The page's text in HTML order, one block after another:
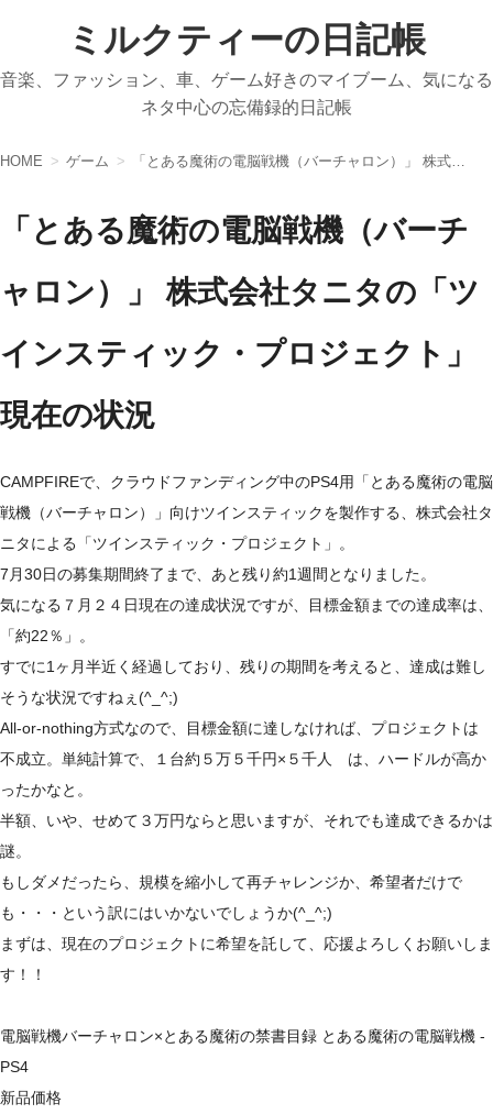
ミルクティーの日記帳
音楽、ファッション、車、ゲーム好きのマイブーム、気になる
ネタ中心の忘備録的日記帳
HOME ゲーム 「とある魔術の電脳戦機（バーチャロン）」 株式会社タニタの「ツインスティック・プロジェクト」 現在の状況
「とある魔術の電脳戦機（バーチ
ャロン）」 株式会社タニタの「ツ
インスティック・プロジェクト」
現在の状況
CAMPFIREで、クラウドファンディング中のPS4用「とある魔術の電脳
戦機（バーチャロン）」向けツインスティックを製作する、株式会社タ
ニタによる「ツインスティック・プロジェクト」。
7月30日の募集期間終了まで、あと残り約1週間となりました。
気になる７月２４日現在の達成状況ですが、目標金額までの達成率は、
「約22％」。
すでに1ヶ月半近く経過しており、残りの期間を考えると、達成は難し
そうな状況ですねぇ(^_^;)
All-or-nothing方式なので、目標金額に達しなければ、プロジェクトは
不成立。単純計算で、１台約５万５千円×５千人 は、ハードルが高か
ったかなと。
半額、いや、せめて３万円ならと思いますが、それでも達成できるかは
謎。
もしダメだったら、規模を縮小して再チャレンジか、希望者だけで
も・・・という訳にはいかないでしょうか(^_^;)
まずは、現在のプロジェクトに希望を託して、応援よろしくお願いしま
す！！
電脳戦機バーチャロン×とある魔術の禁書目録 とある魔術の電脳戦機 -
PS4
新品価格